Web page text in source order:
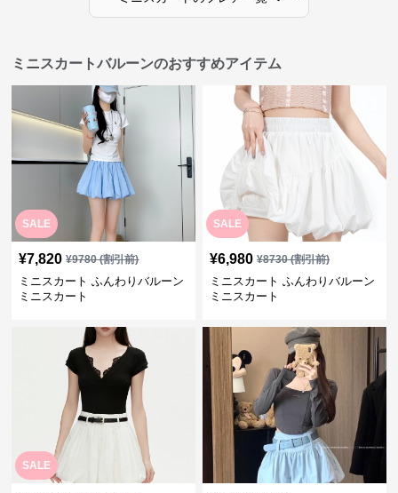
ミニスカートバルーンのおすすめアイテム
SALE
¥7,820 ¥9780(割引前)
ミニスカート ふんわりバルーン
ミニスカート
SALE
¥6,980 ¥8730(割引前)
ミニスカート ふんわりバルーン
ミニスカート
SALE